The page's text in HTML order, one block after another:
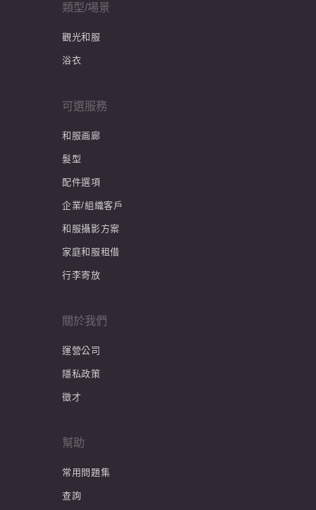
類型/場景
觀光和服
浴衣
可選服務
和服画廊
髮型
配件選項
企業/組織客戶
和服攝影方案
家庭和服租借
行李寄放
關於我們
運營公司
隱私政策
徵才
幫助
常用問題集
查詢